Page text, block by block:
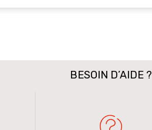
BESOIN D’AIDE ?